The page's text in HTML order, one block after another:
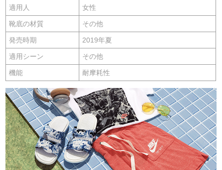
適用人 女性
靴底の材質 その他
発売時期 2019年夏
適用シーン その他
機能 耐摩耗性